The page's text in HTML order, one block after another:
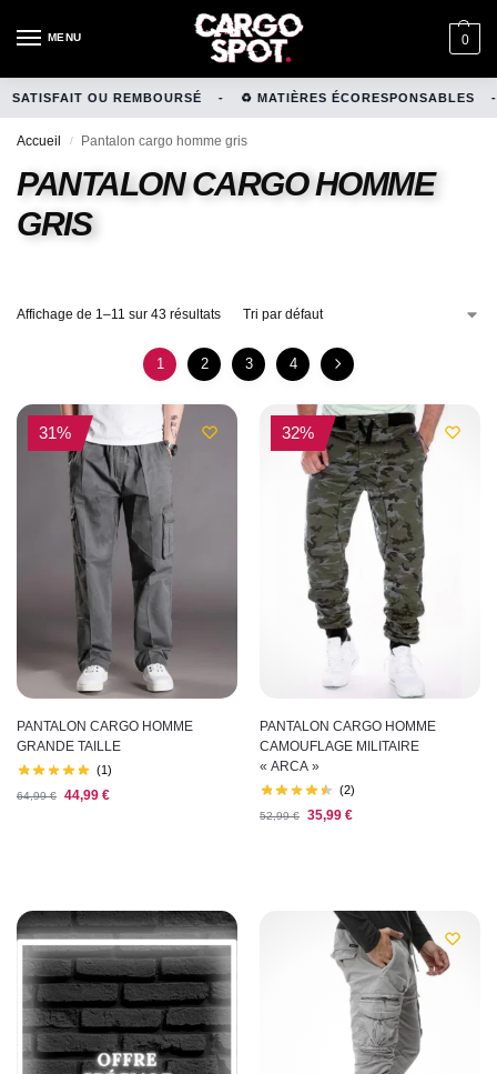
MENU 0
OU REMBOURSÉ - ♻️ MATIÈRES ÉCORESPONSABLES -
Accueil / Pantalon cargo homme gris
PANTALON CARGO HOMME
GRIS
Affichage de 1–11 sur 43 résultats
1 2 3 4
31%
-31%
PANTALON CARGO HOMME
GRANDE TAILLE
(1)
64,99€ 44,99 €
32%
-32%
PANTALON CARGO HOMME
CAMOUFLAGE MILITAIRE
« ARCA »
(2)
52,99€ 35,99 €